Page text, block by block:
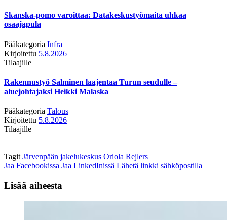
Skanska-pomo varoittaa: Datakeskustyömaita uhkaa
osaajapula
Pääkategoria Infra
Kirjoitettu 5.8.2026
Tilaajille
Rakennustyö Salminen laajentaa Turun seudulle –
aluejohtajaksi Heikki Malaska
Pääkategoria Talous
Kirjoitettu 5.8.2026
Tilaajille
Tagit Järvenpään jakelukeskus Oriola Rejlers
Jaa Facebookissa Jaa LinkedInissä Lähetä linkki sähköpostilla
Lisää aiheesta